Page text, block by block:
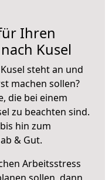
Ihren
Kusel
steht an und
machen sollen?
die bei einem
zu beachten sind.
hin zum
& Gut.
Arbeitsstress